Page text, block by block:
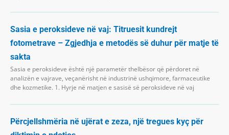
Sasia e peroksideve në vaj: Titruesit kundrejt
fotometrave – Zgjedhja e metodës së duhur për matje të
sakta
Sasia e peroksideve është një parametër thelbësor që përdoret në
analizën e vajrave, veçanërisht në industrinë ushqimore, farmaceutike
dhe kozmetike. 1. Hyrje në matjen e sasisë së peroksideve në vaj
Përcjellshmëria në ujërat e zeza, një tregues kyç për